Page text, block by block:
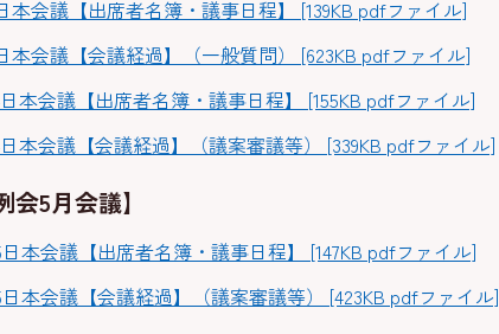
本会議【出席者名簿・議事日程】 [139KB pdfファイル]
本会議【会議経過】（一般質問） [623KB pdfファイル]
本会議【出席者名簿・議事日程】 [155KB pdfファイル]
本会議【会議経過】（議案審議等） [339KB pdfファイル]
会5月会議】
本会議【出席者名簿・議事日程】 [147KB pdfファイル]
本会議【会議経過】（議案審議等） [423KB pdfファイル]